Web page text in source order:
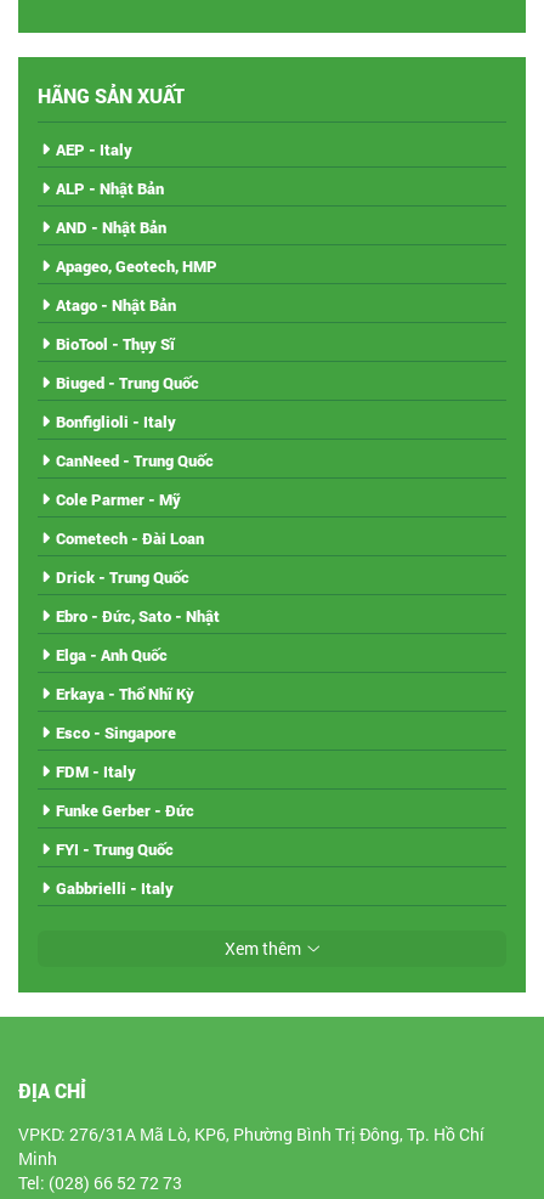
HÃNG SẢN XUẤT
AEP - Italy
ALP - Nhật Bản
AND - Nhật Bản
Apageo, Geotech, HMP
Atago - Nhật Bản
BioTool - Thụy Sĩ
Biuged - Trung Quốc
Bonfiglioli - Italy
CanNeed - Trung Quốc
Cole Parmer - Mỹ
Cometech - Đài Loan
Drick - Trung Quốc
Ebro - Đức, Sato - Nhật
Elga - Anh Quốc
Erkaya - Thổ Nhĩ Kỳ
Esco - Singapore
FDM - Italy
Funke Gerber - Đức
FYI - Trung Quốc
Gabbrielli - Italy
Xem thêm
ĐỊA CHỈ
VPKD: 276/31A Mã Lò, KP6, Phường Bình Trị Đông, Tp. Hồ Chí
Minh
Tel: (028) 66 52 72 73